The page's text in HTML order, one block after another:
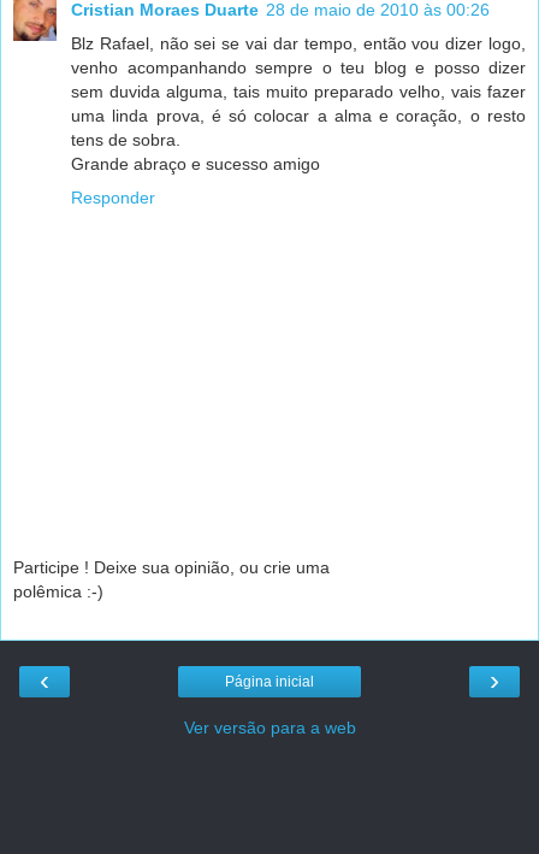
Cristian Moraes Duarte 28 de maio de 2010 às 00:26
Blz Rafael, não sei se vai dar tempo, então vou dizer logo,
venho acompanhando sempre o teu blog e posso dizer
sem duvida alguma, tais muito preparado velho, vais fazer
uma linda prova, é só colocar a alma e coração, o resto
tens de sobra.
Grande abraço e sucesso amigo
Responder
Participe ! Deixe sua opinião, ou crie uma
polêmica :-)
‹ ›
Página inicial
Ver versão para a web